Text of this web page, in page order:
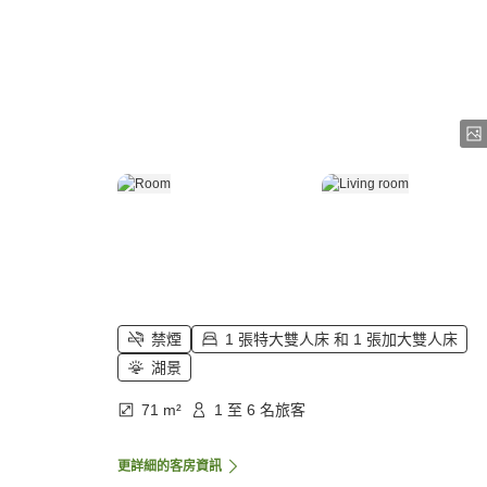
禁煙
1 張特大雙人床 和 1 張加大雙人床
湖景
71 m² 1 至 6 名旅客
更詳細的客房資訊